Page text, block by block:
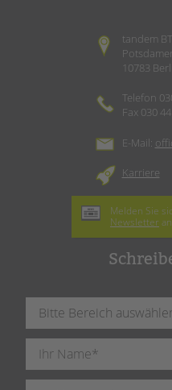
tandem
10783
Telefon
Fax 030
E-Mail:
Karriere
Melden Sie
Newsletter